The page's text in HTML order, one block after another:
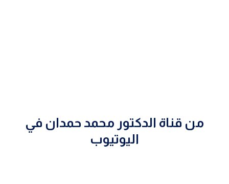
من قناة الدكتور محمد حمدان في
اليوتيوب